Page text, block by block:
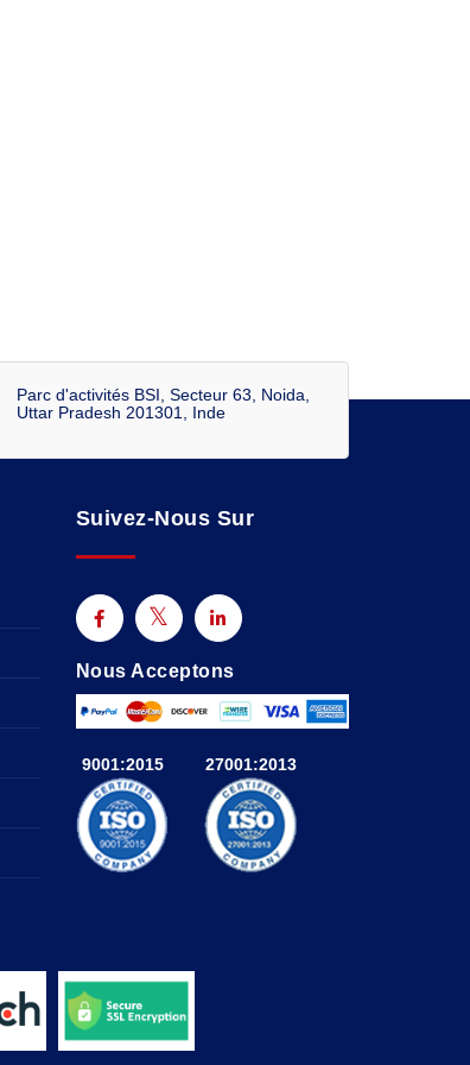
Parc d'activités BSI, Secteur 63, Noida,
Uttar Pradesh 201301, Inde
Suivez-Nous Sur
Nous Acceptons
9001:2015 27001:2013